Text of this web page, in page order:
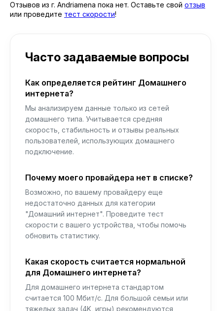
Отзывов из г. Andriamena пока нет. Оставьте свой отзыв
или проведите тест скорости!
Часто задаваемые вопросы
Как определяется рейтинг Домашнего
интернета?
Мы анализируем данные только из сетей
домашнего типа. Учитывается средняя
скорость, стабильность и отзывы реальных
пользователей, использующих домашнего
подключение.
Почему моего провайдера нет в списке?
Возможно, по вашему провайдеру еще
недостаточно данных для категории
"Домашний интернет". Проведите тест
скорости с вашего устройства, чтобы помочь
обновить статистику.
Какая скорость считается нормальной
для Домашнего интернета?
Для домашнего интернета стандартом
считается 100 Мбит/с. Для большой семьи или
тяжелых задач (4K, игры) рекомендуются